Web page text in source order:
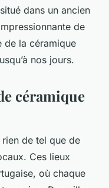
dans un ancien
de
de la céramique
nos jours.
céramique
de tel que de
Ces lieux
où chaque